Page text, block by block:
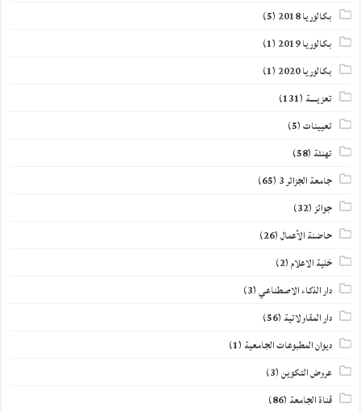
بكالوريا 2018
(5)
بكالوريا 2019
(1)
بكالوريا 2020
(1)
تعزيــــة (131)
تعيينات(5)
تهنئة (58)
جامعة الجزائر 3 (65)
جوائز(32)
حاضنة الأعمال(26)
خلية الاعلام(2)
دار الذكاء الاصطناعي(3)
دار المقاولاتية (56)
ديوان المطبوعات الجامعية (1)
عروض التكوين(3)
قناة الجامعة (86)